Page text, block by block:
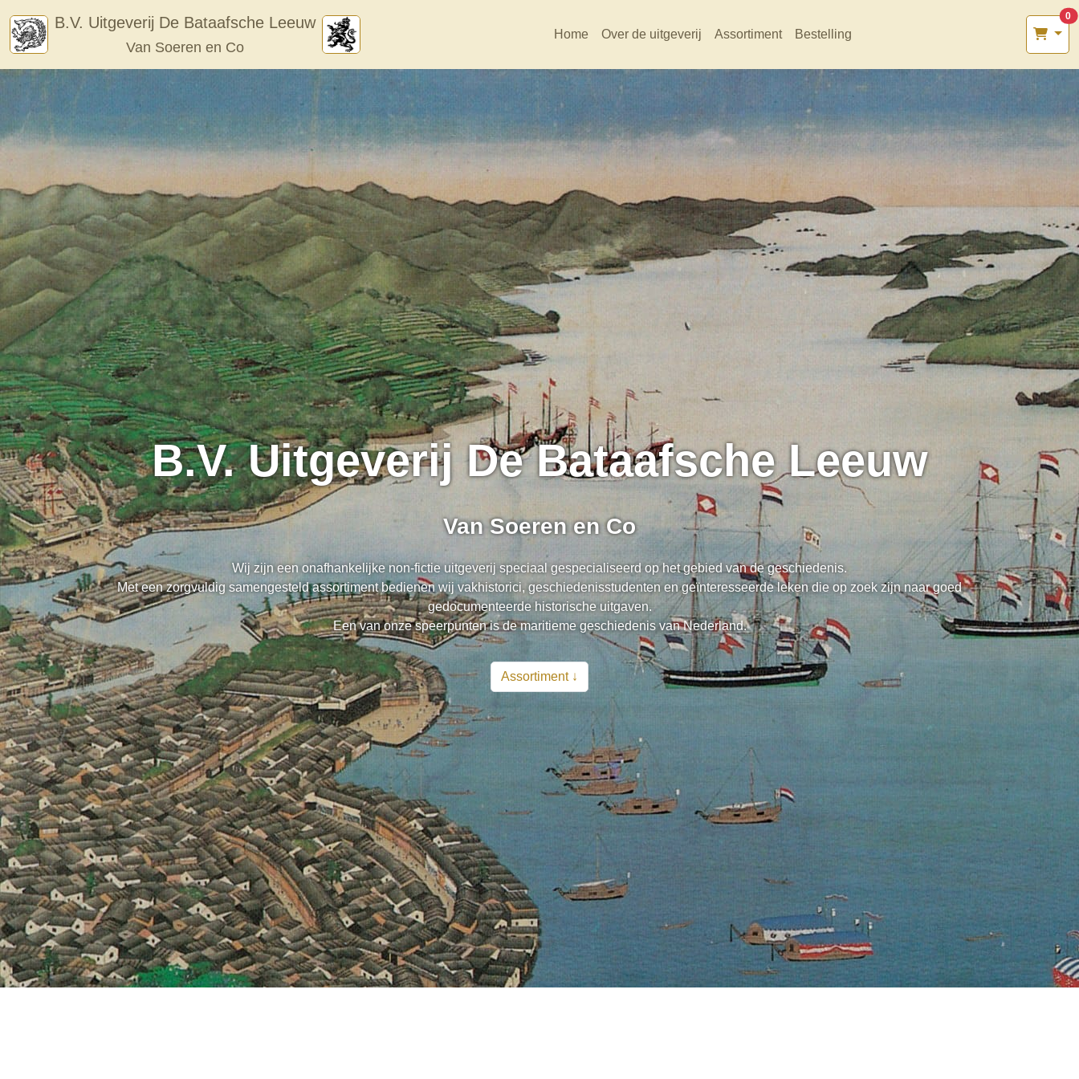
content
B.V. Uitgeverij De Bataafsche Leeuw
Van Soeren en Co
Home Over de uitgeverij Assortiment Bestelling
0
B.V. Uitgeverij De Bataafsche Leeuw
Van Soeren en Co
Wij zijn een onafhankelijke non-fictie uitgeverij speciaal gespecialiseerd op het gebied van de geschiedenis.
Met een zorgvuldig samengesteld assortiment bedienen wij vakhistorici, geschiedenisstudenten en geïnteresseerde leken die op zoek zijn naar goed
gedocumenteerde historische uitgaven.
Een van onze speerpunten is de maritieme geschiedenis van Nederland.
Assortiment ↓